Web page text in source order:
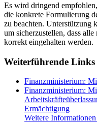
Es wird dringend
die konkrete Formulierung
zu beachten. Unterstützung
um sicherzustellen, dass
korrekt eingehalten werden.
Weiterführende Links
Finanzministerium:
Finanzministerium:
Ermächtigung
Weitere